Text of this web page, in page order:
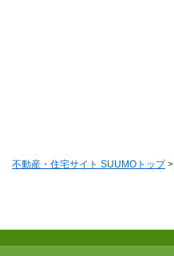
不動産・住宅サイト SUUMOトップ>